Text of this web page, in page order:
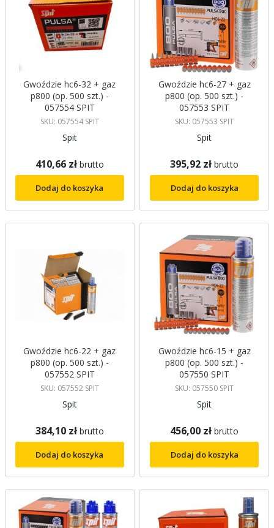
Gwoździe hc6-32 + gaz
p800 (op. 500 szt.) -
057554 SPIT
SKU: 057554 SPIT
Spit
410,66 zł brutto
Dodaj do koszyka
Gwoździe hc6-27 + gaz
p800 (op. 500 szt.) -
057553 SPIT
SKU: 057553 SPIT
Spit
395,92 zł brutto
Dodaj do koszyka
Gwoździe hc6-22 + gaz
p800 (op. 500 szt.) -
057552 SPIT
SKU: 057552 SPIT
Spit
384,10 zł brutto
Dodaj do koszyka
Gwoździe hc6-15 + gaz
p800 (op. 500 szt.) -
057550 SPIT
SKU: 057550 SPIT
Spit
456,00 zł brutto
Dodaj do koszyka